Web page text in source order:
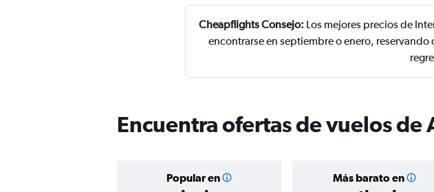
Cheapflights Consejo: Los mejores precios de
encontrarse en septiembre o enero,
Encuentra ofertas de vuelos de
Popular en Más barato en